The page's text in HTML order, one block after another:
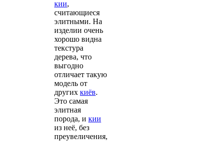
кии,
считающиеся
элитными. На
изделии очень
хорошо видна
текстура
дерева, что
выгодно
отличает такую
модель от
других киёв.
Это самая
элитная
порода, и кии
из неё, без
преувеличения,